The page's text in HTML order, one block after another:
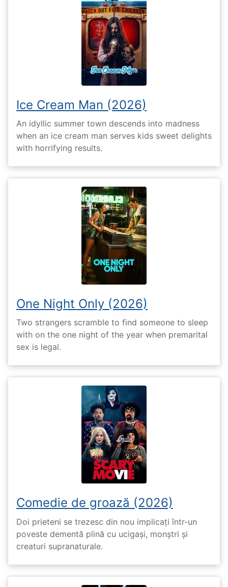
Ice Cream Man (2026)
An idyllic summer town descends into madness
when an ice cream man serves kids sweet delights
with horrifying results.
One Night Only (2026)
Two strangers scramble to find someone to sleep
with on the one night of the year when premarital
sex is legal.
Comedie de groază (2026)
Doi prieteni se trezesc din nou implicați într-un
poveste dementă plină cu ucigași, monștri și
creaturi supranaturale.